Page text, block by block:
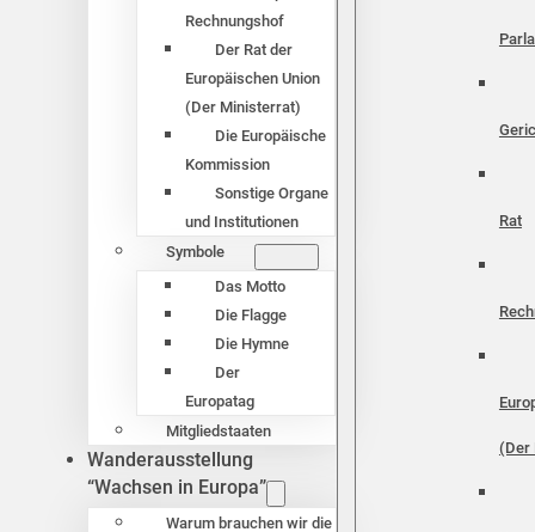
Rechnungshof
Der Rat der
Europäischen Union
(Der Ministerrat)
Die Europäische
Kommission
Sonstige Organe
und Institutionen
Symbole
Das Motto
Die Flagge
Die Hymne
Der
Europatag
Mitgliedstaaten
Wanderausstellung
“Wachsen in Europa”
Warum brauchen wir die
Rat
(Der